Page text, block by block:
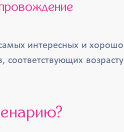
интересных и хорошо
возрасту